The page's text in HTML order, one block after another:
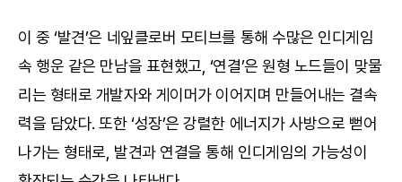
이 중 ‘발견’은 네잎클로버 모티브를 통해 수많은 인디게임
속 행운 같은 만남을 표현했고, ‘연결’은 원형 노드들이 맞물
리는 형태로 개발자와 게이머가 이어지며 만들어내는 결속
력을 담았다. 또한 ‘성장’은 강렬한 에너지가 사방으로 뻗어
나가는 형태로, 발견과 연결을 통해 인디게임의 가능성이